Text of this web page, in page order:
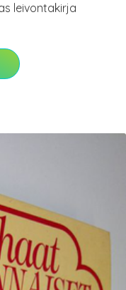
leivontakirja